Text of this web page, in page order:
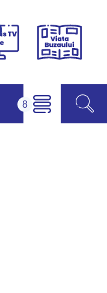
Campus
Viața